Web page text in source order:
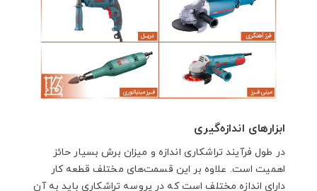
ابزارهای اندازه‌گیری
در طول فرآیند تراشکاری اندازه و میزان برش بسیار حائز
اهمیت است. علاوه بر این قسمت‌های مختلف قطعه کار
دارای اندازه مختلف است که در پروسه تراشکاری باید به آن